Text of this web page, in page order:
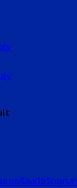
บเครื่องมือวัดอุตส